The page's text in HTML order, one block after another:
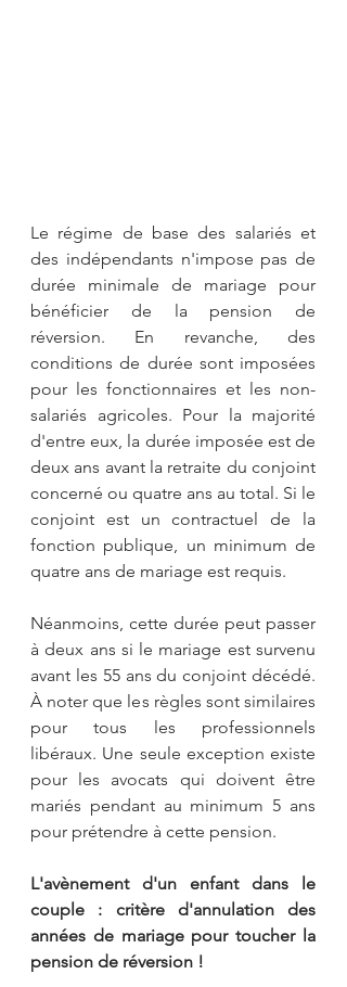
Le régime de base des salariés et
des indépendants n'impose pas de
durée minimale de mariage pour
bénéficier de la pension de
réversion. En revanche, des
conditions de durée sont imposées
pour les fonctionnaires et les non-
salariés agricoles. Pour la majorité
d'entre eux, la durée imposée est de
deux ans avant la retraite du conjoint
concerné ou quatre ans au total. Si le
conjoint est un contractuel de la
fonction publique, un minimum de
quatre ans de mariage est requis.
Néanmoins, cette durée peut passer
à deux ans si le mariage est survenu
avant les 55 ans du conjoint décédé.
À noter que les règles sont similaires
pour tous les professionnels
libéraux. Une seule exception existe
pour les avocats qui doivent être
mariés pendant au minimum 5 ans
pour prétendre à cette pension.
L'avènement d'un enfant dans le
couple : critère d'annulation des
années de mariage pour toucher la
pension de réversion !